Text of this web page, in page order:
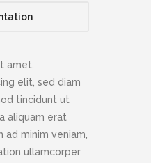
amet,
elit, sed diam
tincidunt ut
aliquam erat
ad minim veniam,
ullamcorper